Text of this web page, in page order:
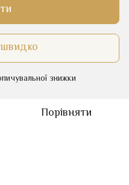
знижки
Порівняти